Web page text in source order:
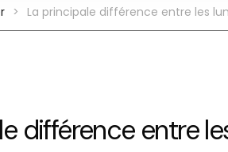
> La principale différence entre les
différence entre